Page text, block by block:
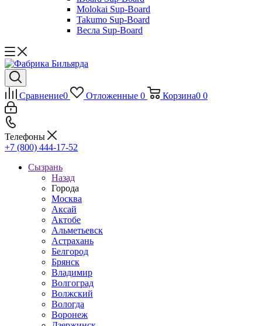
Molokai Sup-Board
Takumo Sup-Board
Весла Sup-Board
Сравнение0 Отложенные 0 Корзина0 0
Телефоны
+7 (800) 444-17-52
Сызрань
Назад
Города
Москва
Аксай
Актобе
Альметьевск
Астрахань
Белгород
Брянск
Владимир
Волгоград
Волжский
Вологда
Воронеж